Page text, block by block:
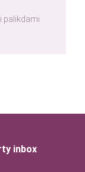
palikdami
inbox